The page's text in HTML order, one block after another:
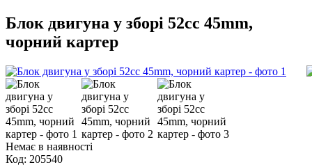
Блок двигуна у зборі 52cc 45mm,
чорний картер
Немає в наявності
Код: 205540